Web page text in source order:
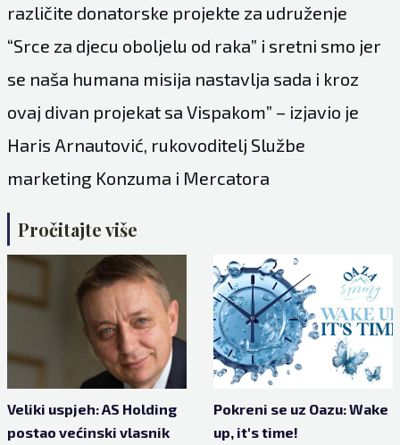
različite donatorske projekte za udruženje
“Srce za djecu oboljelu od raka” i sretni smo jer
se naša humana misija nastavlja sada i kroz
ovaj divan projekat sa Vispakom” – izjavio je
Haris Arnautović, rukovoditelj Službe
marketing Konzuma i Mercatora
Pročitajte više
Veliki uspjeh: AS Holding
postao većinski vlasnik
Pokreni se uz Oazu: Wake
up, it's time!